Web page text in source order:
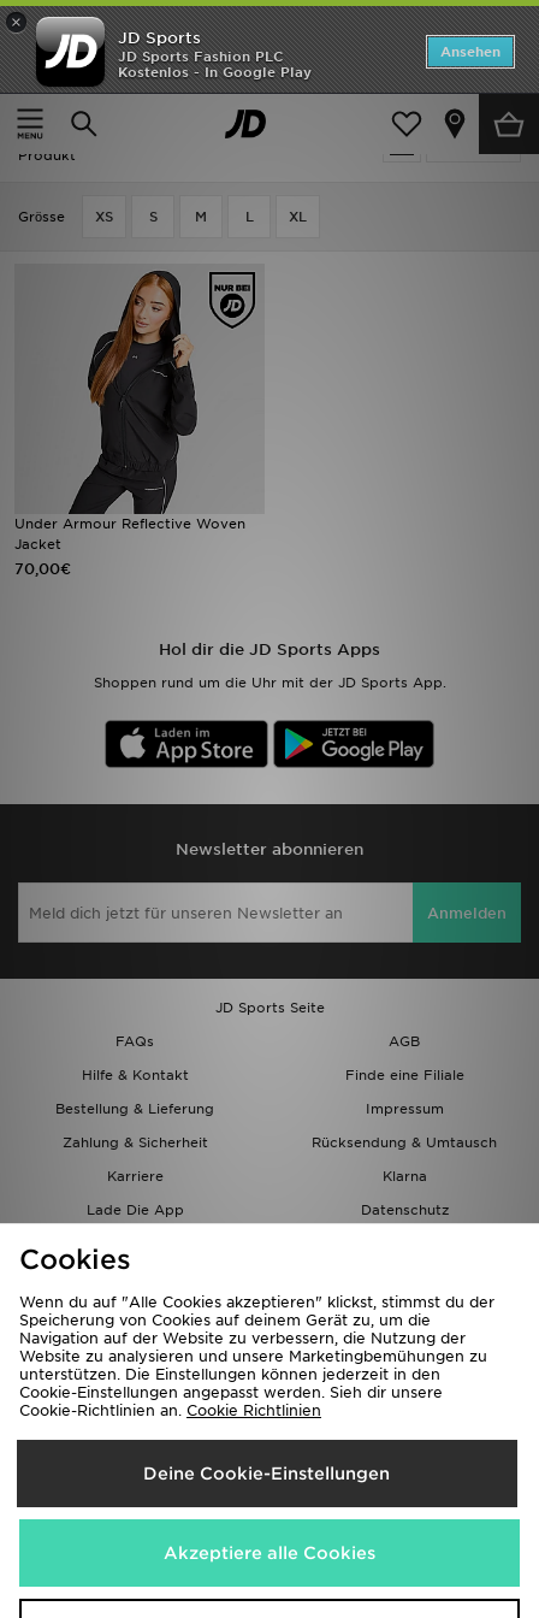
×
JD Sports
JD Sports Fashion PLC
Kostenlos - In Google Play
Ansehen
Startseite
Frauen Frauenkleidung Jacken
verfeinern
Frauen - Under Armour Jacken
Produkt
Grӧsse XS S M L XL
Under Armour Reflective Woven
Jacket
70,00€
Hol dir die JD Sports Apps
Shoppen rund um die Uhr mit der JD Sports App.
Newsletter abonnieren
Anmelden
JD Sports Seite
FAQs
AGB
Hilfe & Kontakt
Finde eine Filiale
Bestellung & Lieferung
Impressum
Zahlung & Sicherheit
Rücksendung & Umtausch
Karriere
Klarna
Lade Die App
Datenschutz
Lieferung Nach
Österreich
Wir akzeptieren folgende Zahlungsmethoden
Startseite
ANGEBOTE
Marken
Bestsellers
JD Exklusives
Fußball
Bestellverfolgung
Hilfe & Kontakt
Trending Styles
Cookies
Wenn du auf "Alle Cookies akzeptieren" klickst, stimmst du der
Speicherung von Cookies auf deinem Gerät zu, um die
Navigation auf der Website zu verbessern, die Nutzung der
Website zu analysieren und unsere Marketingbemühungen zu
unterstützen. Die Einstellungen können jederzeit in den
Cookie-Einstellungen angepasst werden. Sieh dir unsere
Cookie-Richtlinien an. Cookie Richtlinien
Deine Cookie-Einstellungen
Akzeptiere alle Cookies